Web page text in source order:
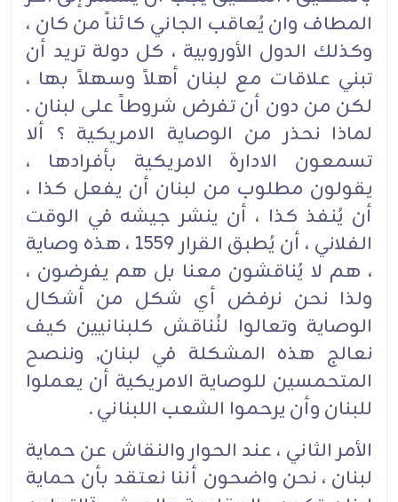
المطاف وان يُعاقب الجاني كائناً من كان ،
وكذلك الدول الأوروبية ، كل دولة تريد أن
تبني علاقات مع لبنان أهلاً وسهلاً بها ،
لكن من دون أن تفرض شروطاً على لبنان .
لماذا نحذر من الوصاية الامريكية ؟ ألا
تسمعون الادارة الامريكية بأفرادها ،
يقولون مطلوب من لبنان أن يفعل كذا ،
أن يُنفذ كذا ، أن ينشر جيشه في الوقت
الفلاني ، أن يُطبق القرار 1559 ، هذه وصاية
، هم لا يُناقشون معنا بل هم يفرضون ،
ولذا نحن نرفض أي شكل من أشكال
الوصاية وتعالوا لنُناقش كلبنانيين كيف
نعالج هذه المشكلة في لبنان, وننصح
المتحمسين للوصاية الامريكية أن يعملوا
للبنان وأن يرحموا الشعب اللبناني .
الأمر الثاني ، عند الحوار والنقاش عن حماية
لبنان ، نحن واضحون أننا نعتقد بأن حماية